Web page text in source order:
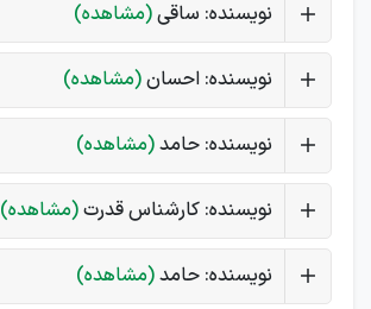
نویسنده: ساقی(مشاهده)
نویسنده: احسان(مشاهده)
نویسنده: حامد(مشاهده)
نویسنده: کارشناس قدرت(مشاهده)
نویسنده: حامد(مشاهده)